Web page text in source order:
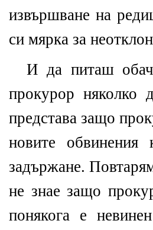
извършване на
си мярка за
И да питаш
прокурор няколко
представа защо
новите
задържане.
не знае защо
понякога е